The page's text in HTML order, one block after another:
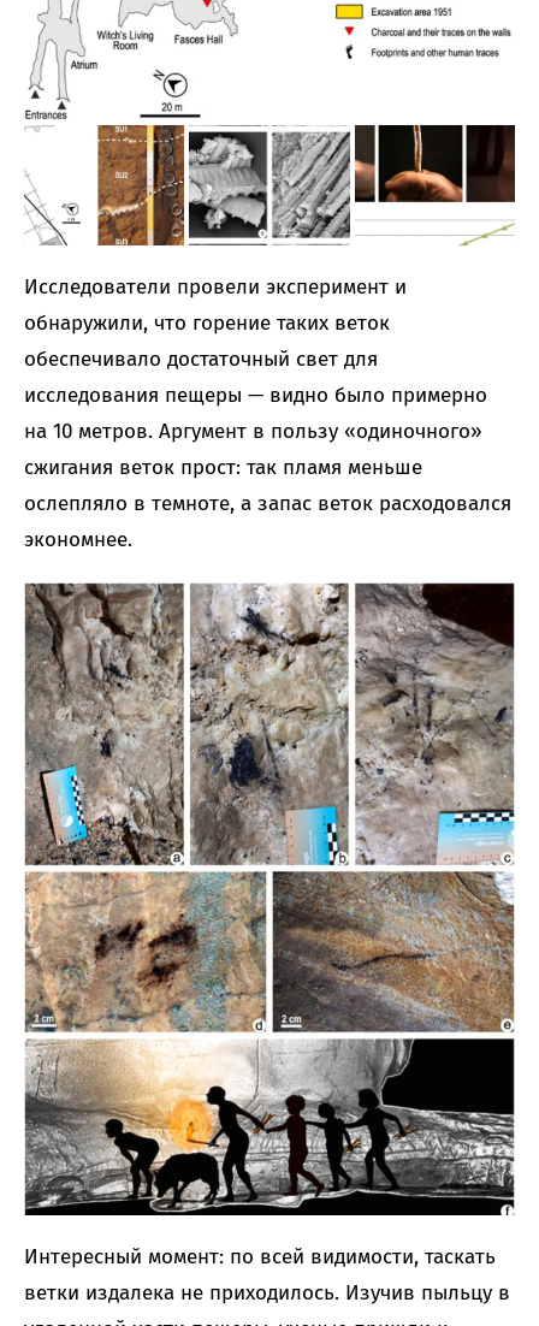
Исследователи провели эксперимент и
обнаружили, что горение таких веток
обеспечивало достаточный свет для
исследования пещеры — видно было примерно
на 10 метров. Аргумент в пользу «одиночного»
сжигания веток прост: так пламя меньше
ослепляло в темноте, а запас веток расходовался
экономнее.
Интересный момент: по всей видимости, таскать
ветки издалека не приходилось. Изучив пыльцу в